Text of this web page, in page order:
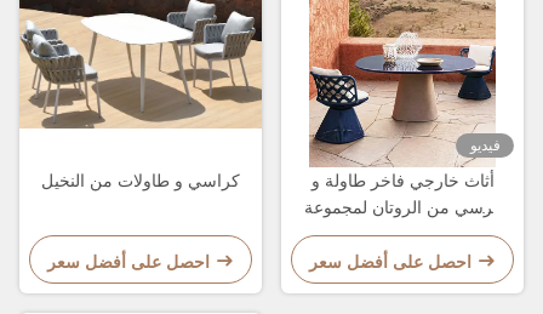
كراسي و طاولات من النخيل
احصل على أفضل سعر
فيديو
أثاث خارجي فاخر طاولة و
كرسي من الروتان لمجموعة
طعام الحديقة
احصل على أفضل سعر